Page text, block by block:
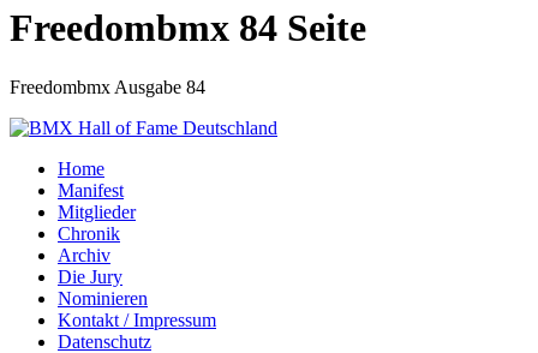
Freedombmx 84 Seite
Freedombmx Ausgabe 84
Home
Manifest
Mitglieder
Chronik
Archiv
Die Jury
Nominieren
Kontakt / Impressum
Datenschutz